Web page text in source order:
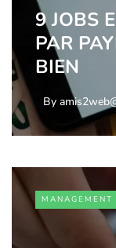
9 JOBS
PAR
BIEN
By
MANAGEMENT